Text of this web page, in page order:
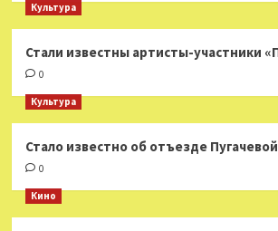
Культура
Стали известны артисты-участники
0
Культура
Стало известно об отъезде
0
Кино